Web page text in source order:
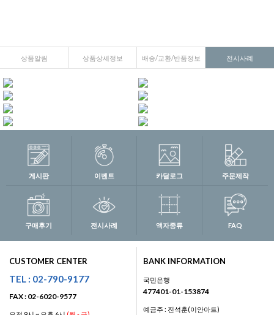
상품알림 상품상세정보 배송/교환/반품정보 전시사례
게시판 이벤트 카달로그 주문제작
구매후기 전시사례 액자종류 FAQ
CUSTOMER CENTER
TEL : 02-790-9177
FAX : 02-6020-9577
BANK INFORMATION
국민은행
477401-01-153874
예금주 : 진석훈(이안아트)